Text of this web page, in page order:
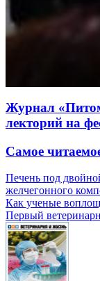
Журнал
лекторий на
Самое
Печень под
желчегонного
Как ученые
Первый